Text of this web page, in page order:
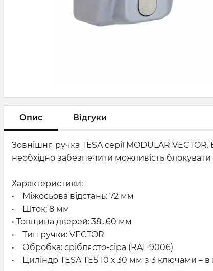
Опис Відгуки
Зовнішня ручка TESA серії MODULAR
необхідно забезпечити можливість
Характеристики:
• Міжосьова відстань: 72 мм
• Шток: 8 мм
• Товщина дверей: 38...60 мм
• Тип ручки: VECTOR
• Обробка: сріблясто-сіра (RAL 9006)
• Циліндр TESA TE5 10 х 30 мм з 3 ключами – в